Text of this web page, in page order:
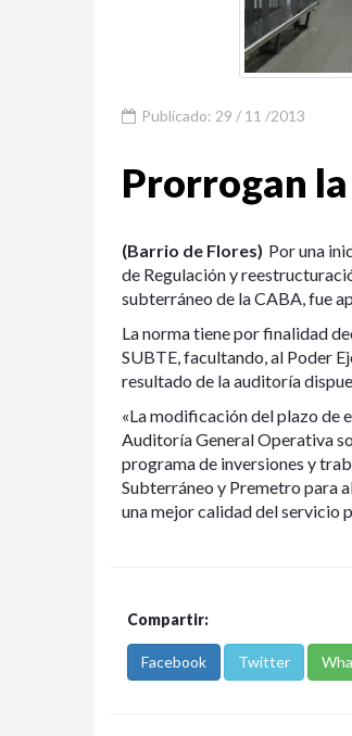
Publicado: 29 / 11 /2013
Prorrogan
(Barrio de Flores) Por una
de Regulación y
subterráneo de la CABA, fue
La norma tiene por finalidad
SUBTE, facultando, al Poder
resultado de la auditoría
«La modificación del plazo de
Auditoría General Operativa
programa de inversiones y
Subterráneo y Premetro para
una mejor calidad del servicio
Compartir:
Facebook Twitter